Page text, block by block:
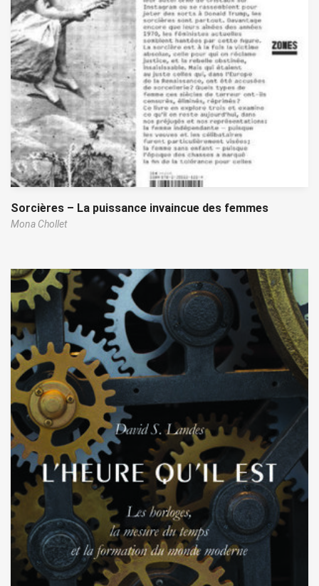
Sorcières – La puissance invaincue des femmes
Mona Chollet